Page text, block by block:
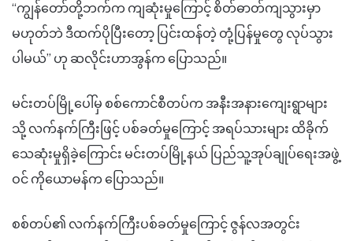
“ကျွန်တော်တို့ဘက်က ကျဆုံးမှုကြောင့် စိတ်ဓာတ်ကျသွားမှာ
မဟုတ်ဘဲ ဒီထက်ပိုပြီးတော့ ပြင်းထန်တဲ့ တုံ့ပြန်မှုတွေ လုပ်သွား
ပါမယ်” ဟု ဆလိုင်းဟာအွန်က ပြောသည်။
မင်းတပ်မြို့ပေါ်မှ စစ်ကောင်စီတပ်က အနီးအနားကျေးရွာများ
သို့ လက်နက်ကြီးဖြင့် ပစ်ခတ်မှုကြောင့် အရပ်သားများ ထိခိုက်
သေဆုံးမှုရှိခဲ့ကြောင်း မင်းတပ်မြို့နယ် ပြည်သူ့အုပ်ချုပ်ရေးအဖွဲ့
ဝင် ကိုယောမန်က ပြောသည်။
စစ်တပ်၏ လက်နက်ကြီးပစ်ခတ်မှုကြောင့် ဇွန်လအတွင်း